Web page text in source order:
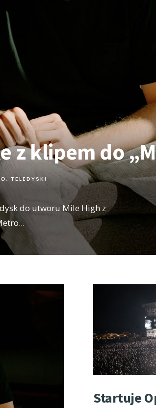
z klipem do
, TELEDYSKI
do utworu Mile High z
...
Startuje